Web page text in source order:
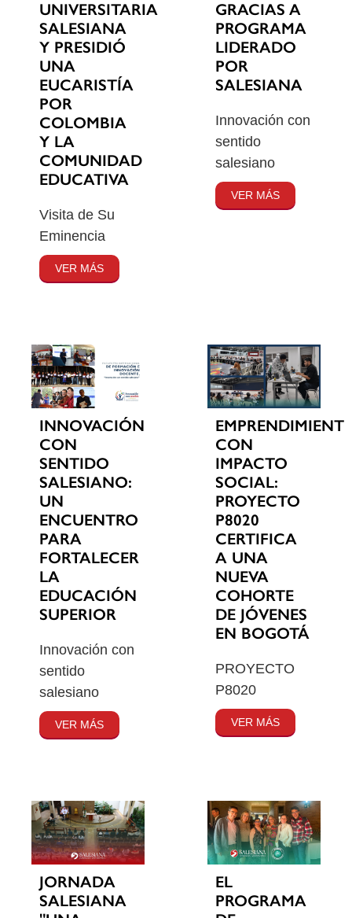
UNIVERSITARIA
SALESIANA
Y PRESIDIÓ
UNA
EUCARISTÍA
POR
COLOMBIA
Y LA
COMUNIDAD
EDUCATIVA
Visita de Su
Eminencia
VER MÁS
GRACIAS A
PROGRAMA
LIDERADO
POR
SALESIANA
Innovación con
sentido
salesiano
VER MÁS
INNOVACIÓN
CON
SENTIDO
SALESIANO:
UN
ENCUENTRO
PARA
FORTALECER
LA
EDUCACIÓN
SUPERIOR
Innovación con
sentido
salesiano
VER MÁS
CON
IMPACTO
SOCIAL:
PROYECTO
P8020
CERTIFICA
A UNA
NUEVA
COHORTE
DE JÓVENES
EN BOGOTÁ
PROYECTO
P8020
VER MÁS
JORNADA
SALESIANA
EL
PROGRAMA